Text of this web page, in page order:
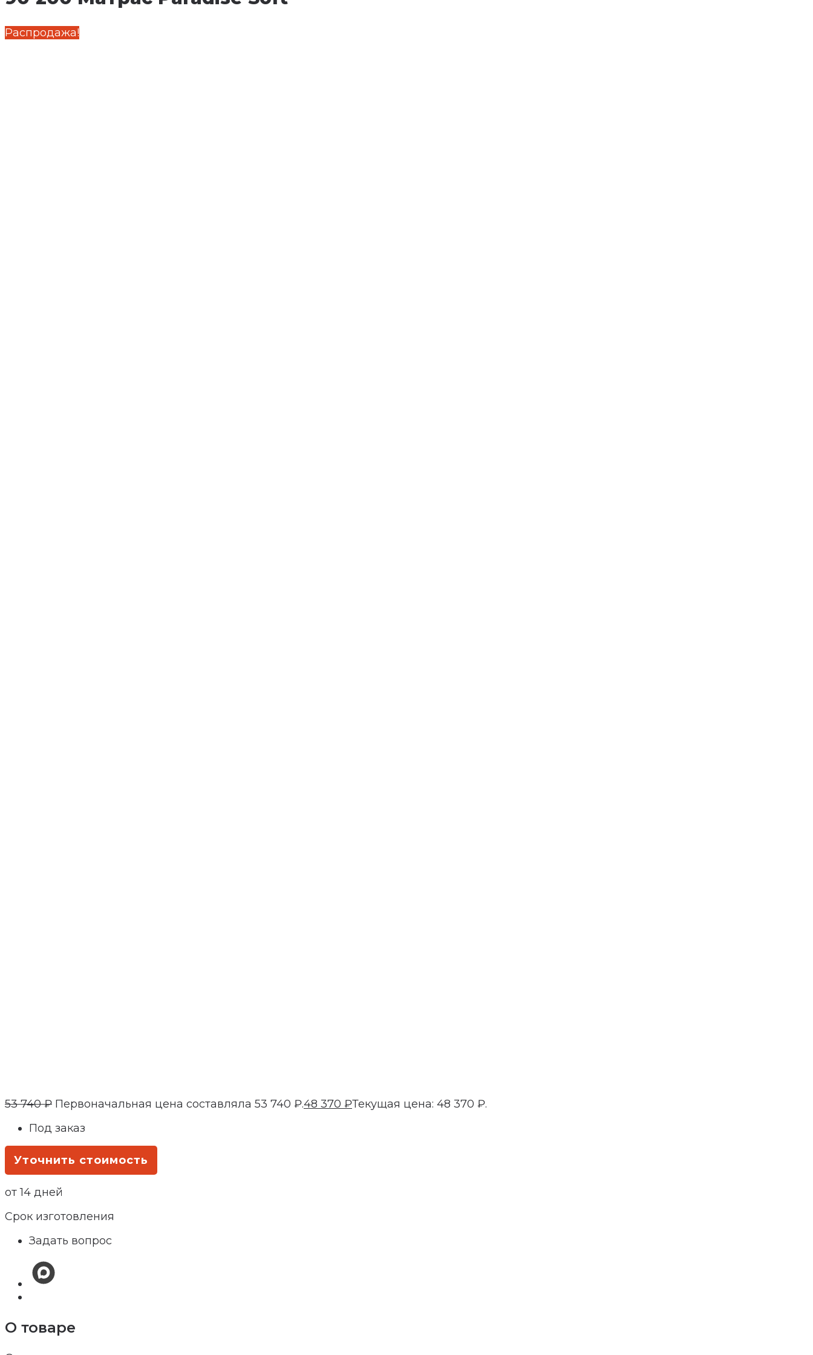
Распродажа!
53 740₽ Первоначальная цена составляла 53 740 ₽.48 370 ₽Текущая цена: 48 370 ₽.
Под заказ
Уточнить стоимость
от 14 дней
Срок изготовления
Задать вопрос
О товаре